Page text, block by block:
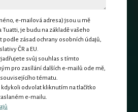
e-mailová adresa) jsou u mě
Tuatti, je budu na základě vašeho
podle zásad ochrany osobních údajů,
ČR a EU.
svůj souhlas s tímto
pro zasílání dalších e-mailů ode mě,
tématu.
odvolat kliknutím na tlačítko
e-mailu.